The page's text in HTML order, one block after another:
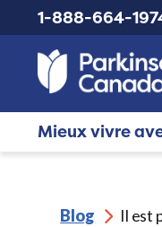
1-888-664-
Mieux vivre
Blog Il est